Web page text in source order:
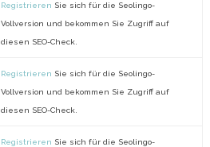
Registrieren Sie sich für die Seolingo-
Vollversion und bekommen Sie Zugriff auf
diesen SEO-Check.
Registrieren Sie sich für die Seolingo-
Vollversion und bekommen Sie Zugriff auf
diesen SEO-Check.
Registrieren Sie sich für die Seolingo-